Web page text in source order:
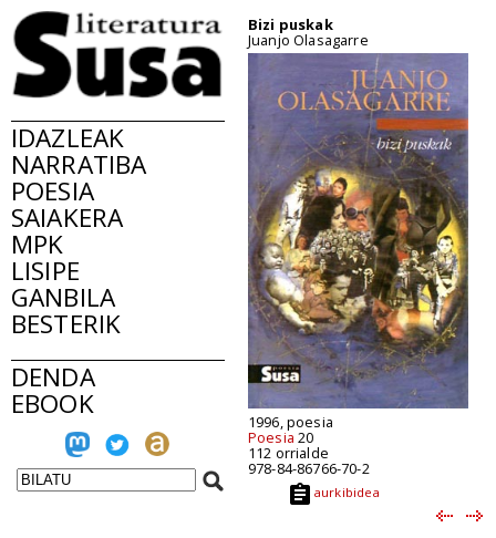
IDAZLEAK
NARRATIBA
POESIA
SAIAKERA
MPK
LISIPE
GANBILA
BESTERIK
DENDA
EBOOK
Bizi puskak
Juanjo Olasagarre
1996, poesia
Poesia 20
112 orrialde
978-84-86766-70-2
aurkibidea